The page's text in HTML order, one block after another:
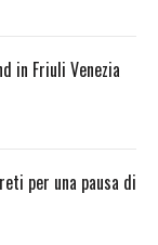
in Friuli Venezia
per una pausa di